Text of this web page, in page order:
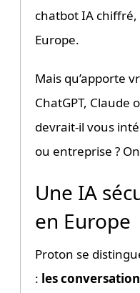
chatbot IA
Europe.
Mais qu’apporte
ChatGPT, Claude
devrait-il vous
ou entreprise ?
Une IA
en Europe
Proton se
: les